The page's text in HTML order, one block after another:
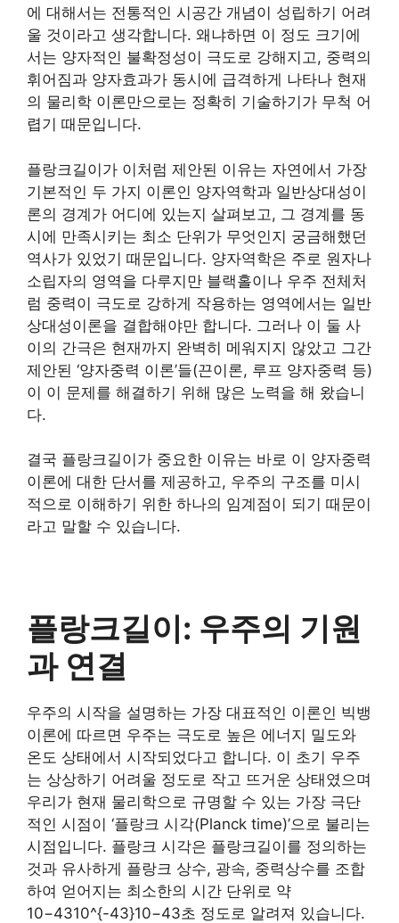
에 대해서는 전통적인 시공간 개념이 성립하기 어려
울 것이라고 생각합니다. 왜냐하면 이 정도 크기에
서는 양자적인 불확정성이 극도로 강해지고, 중력의
휘어짐과 양자효과가 동시에 급격하게 나타나 현재
의 물리학 이론만으로는 정확히 기술하기가 무척 어
렵기 때문입니다.
플랑크길이가 이처럼 제안된 이유는 자연에서 가장
기본적인 두 가지 이론인 양자역학과 일반상대성이
론의 경계가 어디에 있는지 살펴보고, 그 경계를 동
시에 만족시키는 최소 단위가 무엇인지 궁금해했던
역사가 있었기 때문입니다. 양자역학은 주로 원자나
소립자의 영역을 다루지만 블랙홀이나 우주 전체처
럼 중력이 극도로 강하게 작용하는 영역에서는 일반
상대성이론을 결합해야만 합니다. 그러나 이 둘 사
이의 간극은 현재까지 완벽히 메워지지 않았고 그간
제안된 ‘양자중력 이론’들(끈이론, 루프 양자중력 등)
이 이 문제를 해결하기 위해 많은 노력을 해 왔습니
다.
결국 플랑크길이가 중요한 이유는 바로 이 양자중력
이론에 대한 단서를 제공하고, 우주의 구조를 미시
적으로 이해하기 위한 하나의 임계점이 되기 때문이
라고 말할 수 있습니다.
플랑크길이: 우주의 기원
과 연결
우주의 시작을 설명하는 가장 대표적인 이론인 빅뱅
이론에 따르면 우주는 극도로 높은 에너지 밀도와
온도 상태에서 시작되었다고 합니다. 이 초기 우주
는 상상하기 어려울 정도로 작고 뜨거운 상태였으며
우리가 현재 물리학으로 규명할 수 있는 가장 극단
적인 시점이 ‘플랑크 시각(Planck time)’으로 불리는
시점입니다. 플랑크 시각은 플랑크길이를 정의하는
것과 유사하게 플랑크 상수, 광속, 중력상수를 조합
하여 얻어지는 최소한의 시간 단위로 약
10−4310^{-43}10−43초 정도로 알려져 있습니다.